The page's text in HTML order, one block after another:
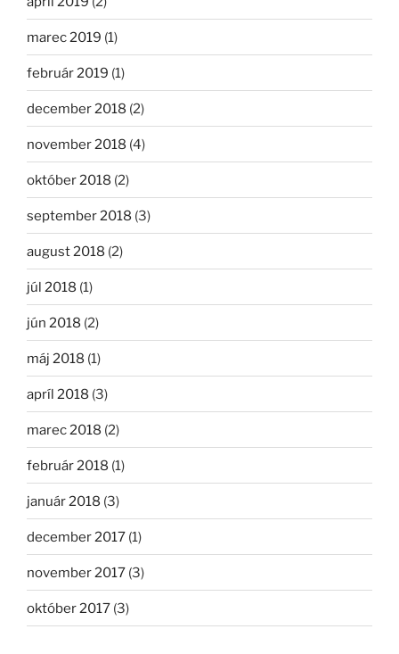
marec 2019 (1)
február 2019 (1)
december 2018 (2)
november 2018 (4)
október 2018 (2)
september 2018 (3)
august 2018 (2)
júl 2018 (1)
jún 2018 (2)
máj 2018 (1)
apríl 2018 (3)
marec 2018 (2)
február 2018 (1)
január 2018 (3)
december 2017 (1)
november 2017 (3)
október 2017 (3)